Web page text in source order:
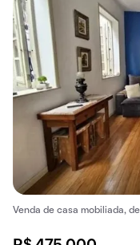
Venda de casa mobiliada,